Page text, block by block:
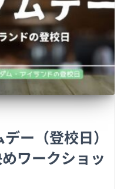
ー（登校日）
ワークショッ